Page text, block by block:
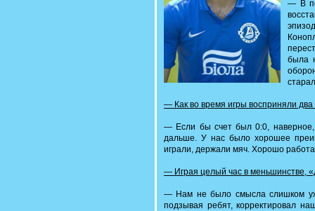
— В
была
— Как во время игры восприняли
— Если бы счет был 0:0, наверное,
дальше. У нас было хорошее
играли, держали мяч. Хорошо
— Играя целый час в меньшинстве,
— Нам не было смысла слишком уж
подзывая ребят, корректировал